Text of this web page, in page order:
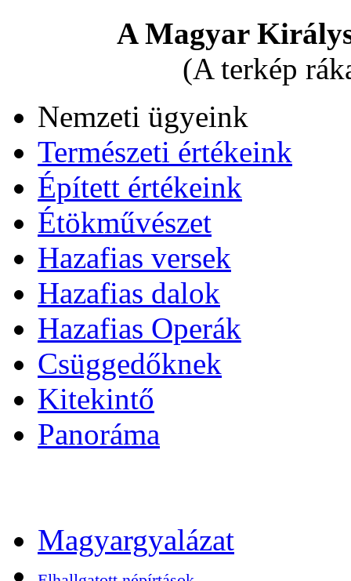
A Magyar
(A terkép
Nemzeti ügyeink
Természeti értékeink
Épített értékeink
Étökművészet
Hazafias versek
Hazafias dalok
Hazafias Operák
Csüggedőknek
Kitekintő
Panoráma
Magyargyalázat